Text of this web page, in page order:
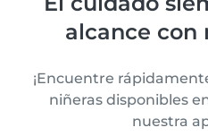
alcance con
¡Encuentre
niñeras disponibles
nuestra